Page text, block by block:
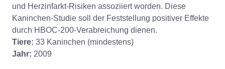
und Herzinfarkt-Risiken assoziiert worden. Diese
Kaninchen-Studie soll der Feststellung positiver Effekte
durch HBOC-200-Verabreichung dienen.
Tiere: 33 Kaninchen (mindestens)
Jahr: 2009